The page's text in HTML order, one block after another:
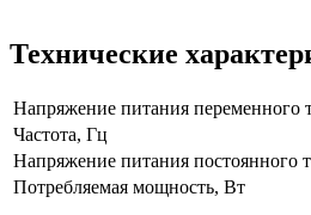
Технические
Напряжение питания переменного
Частота, Гц
Напряжение питания постоянного
Потребляемая мощность, Вт